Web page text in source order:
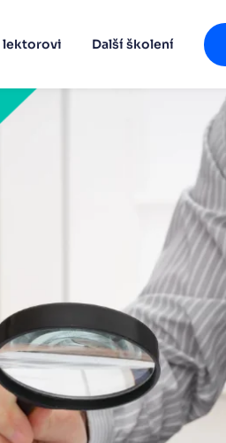
lektorovi Další školení